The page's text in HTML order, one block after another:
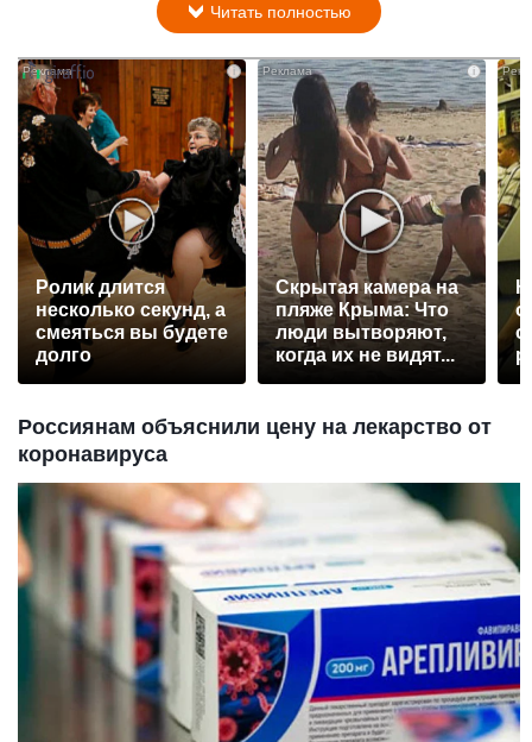
Читать полностью
Ролик длится
несколько секунд, а
смеяться вы будете
долго
i
Скрытая камера на
пляже Крыма: Что
люди вытворяют,
когда их не видят...
Россиянам объяснили цену на лекарство от
коронавируса